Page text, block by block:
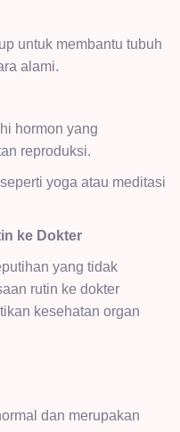
untuk membantu tubuh
alami.
hormon yang
reproduksi.
yoga atau meditasi
ke Dokter
yang tidak
rutin ke dokter
kesehatan organ
dan merupakan